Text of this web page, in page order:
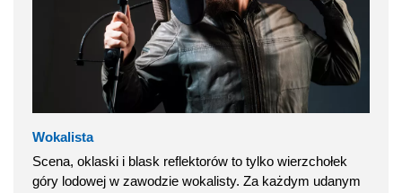
Wokalista
Scena, oklaski i blask reflektorów to tylko wierzchołek
góry lodowej w zawodzie wokalisty. Za każdym udanym